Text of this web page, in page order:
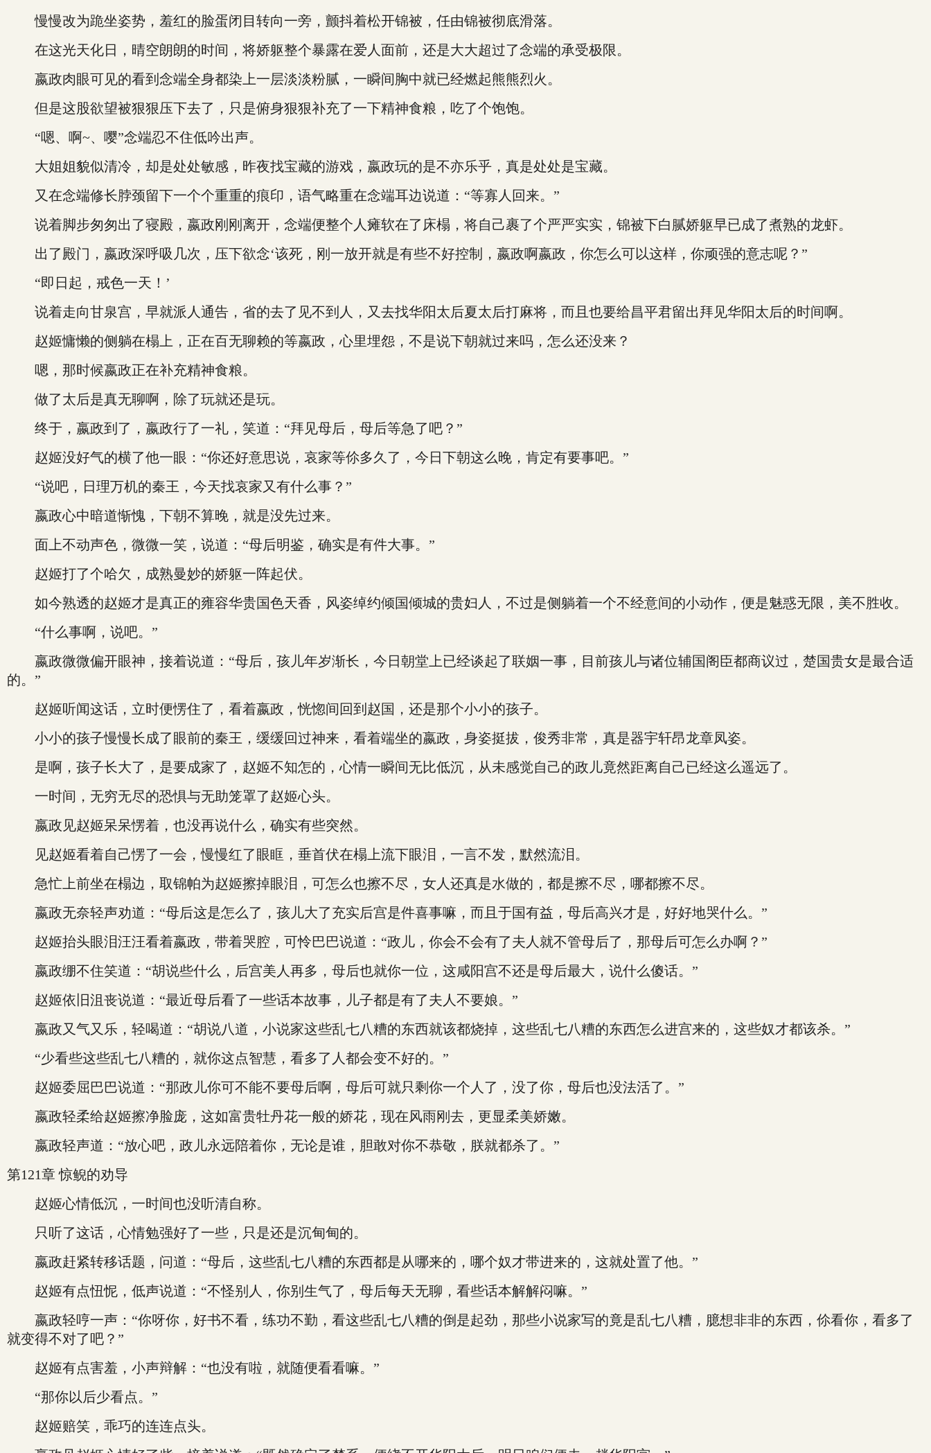
慢慢改为跪坐姿势，羞红的脸蛋闭目转向一旁，颤抖着松开锦被，任由锦被彻底滑落。
在这光天化日，晴空朗朗的时间，将娇躯整个暴露在爱人面前，还是大大超过了念端的承受极限。
嬴政肉眼可见的看到念端全身都染上一层淡淡粉腻，一瞬间胸中就已经燃起熊熊烈火。
但是这股欲望被狠狠压下去了，只是俯身狠狠补充了一下精神食粮，吃了个饱饱。
“嗯、啊~、嘤”念端忍不住低吟出声。
大姐姐貌似清冷，却是处处敏感，昨夜找宝藏的游戏，嬴政玩的是不亦乐乎，真是处处是宝藏。
又在念端修长脖颈留下一个个重重的痕印，语气略重在念端耳边说道：“等寡人回来。”
说着脚步匆匆出了寝殿，嬴政刚刚离开，念端便整个人瘫软在了床榻，将自己裹了个严严实实，锦被下白腻娇躯早已成了煮熟的龙虾。
出了殿门，嬴政深呼吸几次，压下欲念‘该死，刚一放开就是有些不好控制，嬴政啊嬴政，你怎么可以这样，你顽强的意志呢？”
“即日起，戒色一天！’
说着走向甘泉宫，早就派人通告，省的去了见不到人，又去找华阳太后夏太后打麻将，而且也要给昌平君留出拜见华阳太后的时间啊。
赵姬慵懒的侧躺在榻上，正在百无聊赖的等嬴政，心里埋怨，不是说下朝就过来吗，怎么还没来？
嗯，那时候嬴政正在补充精神食粮。
做了太后是真无聊啊，除了玩就还是玩。
终于，嬴政到了，嬴政行了一礼，笑道：“拜见母后，母后等急了吧？”
赵姬没好气的横了他一眼：“你还好意思说，哀家等伱多久了，今日下朝这么晚，肯定有要事吧。”
“说吧，日理万机的秦王，今天找哀家又有什么事？”
嬴政心中暗道惭愧，下朝不算晚，就是没先过来。
面上不动声色，微微一笑，说道：“母后明鉴，确实是有件大事。”
赵姬打了个哈欠，成熟曼妙的娇躯一阵起伏。
如今熟透的赵姬才是真正的雍容华贵国色天香，风姿绰约倾国倾城的贵妇人，不过是侧躺着一个不经意间的小动作，便是魅惑无限，美不胜收。
“什么事啊，说吧。”
嬴政微微偏开眼神，接着说道：“母后，孩儿年岁渐长，今日朝堂上已经谈起了联姻一事，目前孩儿与诸位辅国阁臣都商议过，楚国贵女是最合适
的。”
赵姬听闻这话，立时便愣住了，看着嬴政，恍惚间回到赵国，还是那个小小的孩子。
小小的孩子慢慢长成了眼前的秦王，缓缓回过神来，看着端坐的嬴政，身姿挺拔，俊秀非常，真是器宇轩昂龙章凤姿。
是啊，孩子长大了，是要成家了，赵姬不知怎的，心情一瞬间无比低沉，从未感觉自己的政儿竟然距离自己已经这么遥远了。
一时间，无穷无尽的恐惧与无助笼罩了赵姬心头。
嬴政见赵姬呆呆愣着，也没再说什么，确实有些突然。
见赵姬看着自己愣了一会，慢慢红了眼眶，垂首伏在榻上流下眼泪，一言不发，默然流泪。
急忙上前坐在榻边，取锦帕为赵姬擦掉眼泪，可怎么也擦不尽，女人还真是水做的，都是擦不尽，哪都擦不尽。
嬴政无奈轻声劝道：“母后这是怎么了，孩儿大了充实后宫是件喜事嘛，而且于国有益，母后高兴才是，好好地哭什么。”
赵姬抬头眼泪汪汪看着嬴政，带着哭腔，可怜巴巴说道：“政儿，你会不会有了夫人就不管母后了，那母后可怎么办啊？”
嬴政绷不住笑道：“胡说些什么，后宫美人再多，母后也就你一位，这咸阳宫不还是母后最大，说什么傻话。”
赵姬依旧沮丧说道：“最近母后看了一些话本故事，儿子都是有了夫人不要娘。”
嬴政又气又乐，轻喝道：“胡说八道，小说家这些乱七八糟的东西就该都烧掉，这些乱七八糟的东西怎么进宫来的，这些奴才都该杀。”
“少看些这些乱七八糟的，就你这点智慧，看多了人都会变不好的。”
赵姬委屈巴巴说道：“那政儿你可不能不要母后啊，母后可就只剩你一个人了，没了你，母后也没法活了。”
嬴政轻柔给赵姬擦净脸庞，这如富贵牡丹花一般的娇花，现在风雨刚去，更显柔美娇嫩。
嬴政轻声道：“放心吧，政儿永远陪着你，无论是谁，胆敢对你不恭敬，朕就都杀了。”
第121章 惊鲵的劝导
赵姬心情低沉，一时间也没听清自称。
只听了这话，心情勉强好了一些，只是还是沉甸甸的。
嬴政赶紧转移话题，问道：“母后，这些乱七八糟的东西都是从哪来的，哪个奴才带进来的，这就处置了他。”
赵姬有点忸怩，低声说道：“不怪别人，你别生气了，母后每天无聊，看些话本解解闷嘛。”
嬴政轻哼一声：“你呀你，好书不看，练功不勤，看这些乱七八糟的倒是起劲，那些小说家写的竟是乱七八糟，臆想非非的东西，伱看你，看多了
就变得不对了吧？”
赵姬有点害羞，小声辩解：“也没有啦，就随便看看嘛。”
“那你以后少看点。”
赵姬赔笑，乖巧的连连点头。